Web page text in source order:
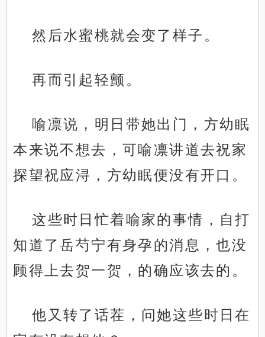
然后水蜜桃就会变了样子。
再而引起轻颤。
喻凛说，明日带她出门，方幼眠
本来说不想去，可喻凛讲道去祝家
探望祝应浔，方幼眠便没有开口。
这些时日忙着喻家的事情，自打
知道了岳芍宁有身孕的消息，也没
顾得上去贺一贺，的确应该去的。
他又转了话茬，问她这些时日在